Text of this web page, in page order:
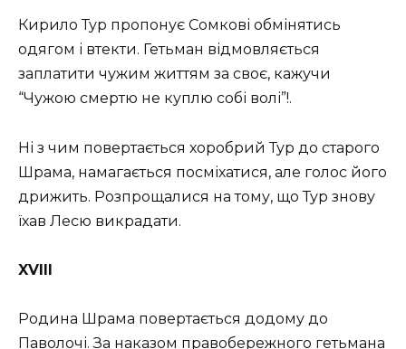
Кирило Тур пропонує Сомкові обмінятись
одягом і втекти. Гетьман відмовляється
заплатити чужим життям за своє, кажучи
“Чужою смертю не куплю собі волі”!.
Ні з чим повертається хоробрий Тур до старого
Шрама, намагається посміхатися, але голос його
дрижить. Розпрощалися на тому, що Тур знову
їхав Лесю викрадати.
XVIII
Родина Шрама повертається додому до
Паволочі. За наказом правобережного гетьмана